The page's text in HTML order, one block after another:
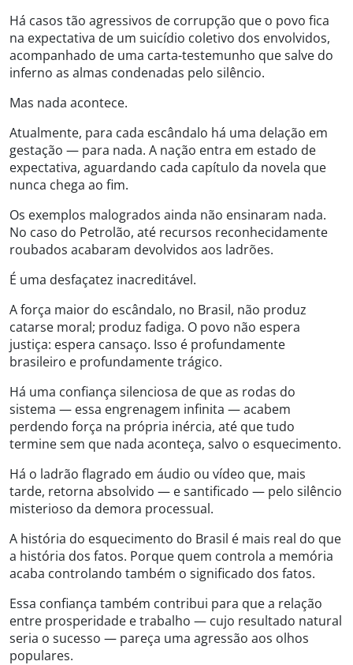
Há casos tão agressivos de corrupção que o povo fica
na expectativa de um suicídio coletivo dos envolvidos,
acompanhado de uma carta-testemunho que salve do
inferno as almas condenadas pelo silêncio.
Mas nada acontece.
Atualmente, para cada escândalo há uma delação em
gestação — para nada. A nação entra em estado de
expectativa, aguardando cada capítulo da novela que
nunca chega ao fim.
Os exemplos malogrados ainda não ensinaram nada.
No caso do Petrolão, até recursos reconhecidamente
roubados acabaram devolvidos aos ladrões.
É uma desfaçatez inacreditável.
A força maior do escândalo, no Brasil, não produz
catarse moral; produz fadiga. O povo não espera
justiça: espera cansaço. Isso é profundamente
brasileiro e profundamente trágico.
Há uma confiança silenciosa de que as rodas do
sistema — essa engrenagem infinita — acabem
perdendo força na própria inércia, até que tudo
termine sem que nada aconteça, salvo o esquecimento.
Há o ladrão flagrado em áudio ou vídeo que, mais
tarde, retorna absolvido — e santificado — pelo silêncio
misterioso da demora processual.
A história do esquecimento do Brasil é mais real do que
a história dos fatos. Porque quem controla a memória
acaba controlando também o significado dos fatos.
Essa confiança também contribui para que a relação
entre prosperidade e trabalho — cujo resultado natural
seria o sucesso — pareça uma agressão aos olhos
populares.